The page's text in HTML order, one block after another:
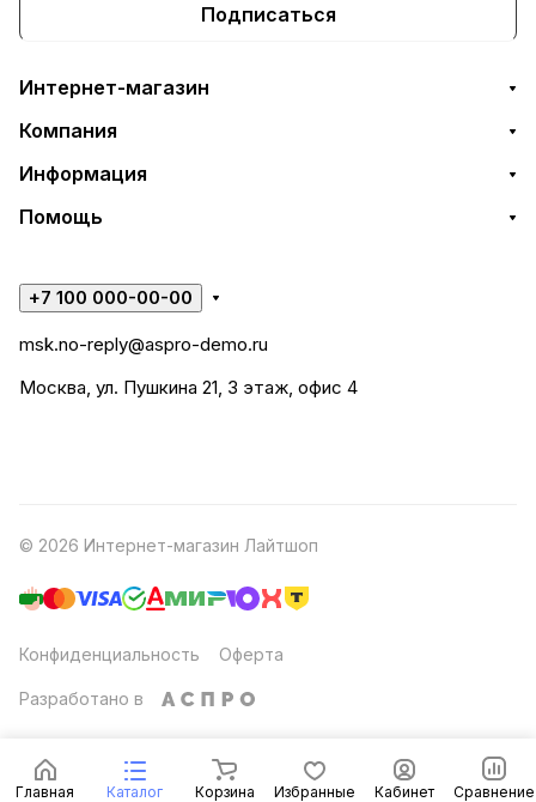
Главная Каталог Корзина Избранные Кабинет Сравнение
Подписаться
Интернет-магазин
Компания
Информация
Помощь
+7 100 000-00-00
msk.no-reply@aspro-demo.ru
Москва, ул. Пушкина 21, 3 этаж, офис 4
© 2026 Интернет-магазин Лайтшоп
Конфиденциальность Оферта
Разработано в